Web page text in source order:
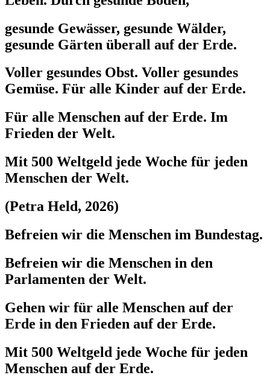
gesunde Gewässer, gesunde Wälder,
gesunde Gärten überall auf der Erde.
Voller gesundes Obst. Voller gesundes
Gemüse. Für alle Kinder auf der Erde.
Für alle Menschen auf der Erde. Im
Frieden der Welt.
Mit 500 Weltgeld jede Woche für jeden
Menschen der Welt.
(Petra Held, 2026)
Befreien wir die Menschen im Bundestag.
Befreien wir die Menschen in den
Parlamenten der Welt.
Gehen wir für alle Menschen auf der
Erde in den Frieden auf der Erde.
Mit 500 Weltgeld jede Woche für jeden
Menschen auf der Erde.